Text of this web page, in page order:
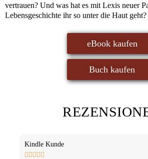
vertrauen? Und was hat es mit Lexis neuer
Lebensgeschichte ihr so unter die Haut geht?
eBook kaufen
Buch kaufen
Kindle Kunde
